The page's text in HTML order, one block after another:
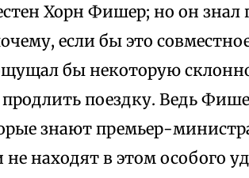
Хорн Фишер; но он знал
если бы это
бы некоторую
поездку. Ведь
знают премьер-
находят в этом особого